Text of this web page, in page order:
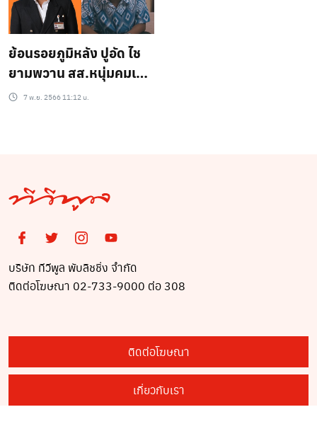
ย้อนรอยภูมิหลัง ปูอัด ไช
ยามพวาน สส.หนุ่มคมเข้ม
เคยเล่นหนัง-ประกวดร้อง
7 พ.ย. 2566 11:12 น.
บริษัท ทีวีพูล พับลิชชิ่ง จำกัด
ติดต่อโฆษณา 02-733-9000 ต่อ 308
ติดต่อโฆษณา
เกี่ยวกับเรา